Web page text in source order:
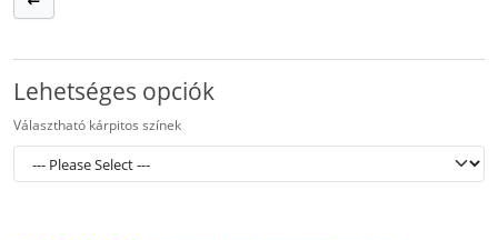
Lehetséges opciók
Választható kárpitos színek